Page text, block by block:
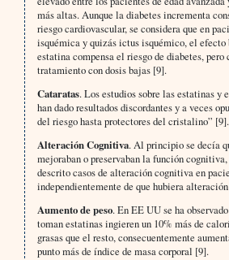
más altas. Aunque la diabetes incrementa
riesgo cardiovascular, se considera que en
isquémica y quizás ictus isquémico, el efecto
estatina compensa el riesgo de diabetes, pero
tratamiento con dosis bajas [9].
Cataratas. Los estudios sobre las estatinas y
han dado resultados discordantes y a veces
del riesgo hasta protectores del cristalino” [9].
Alteración Cognitiva. Al principio se decía
mejoraban o preservaban la función
descrito casos de alteración cognitiva en
independientemente de que hubiera
Aumento de peso. En EE UU se ha
toman estatinas ingieren un 10% más de
grasas que el resto, consecuentemente
punto más de índice de masa corporal [9].